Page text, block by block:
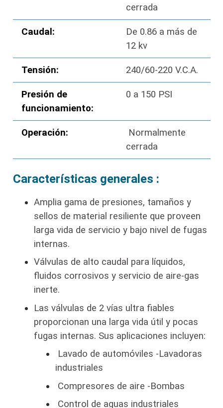
cerrada
Caudal:
De 0.86 a más de
12 kv
Tensión: 240/60-220 V.C.A.
Presión de
funcionamiento:
0 a 150 PSI
Operación:
Normalmente
cerrada
Características generales :
Amplia gama de presiones, tamaños y
sellos de material resiliente que proveen
larga vida de servicio y bajo nivel de fugas
internas.
Válvulas de alto caudal para líquidos,
fluidos corrosivos y servicio de aire-gas
inerte.
Las válvulas de 2 vías ultra fiables
proporcionan una larga vida útil y pocas
fugas internas. Sus aplicaciones incluyen:
Lavado de automóviles -Lavadoras
industriales
Compresores de aire -Bombas
Control de aguas industriales